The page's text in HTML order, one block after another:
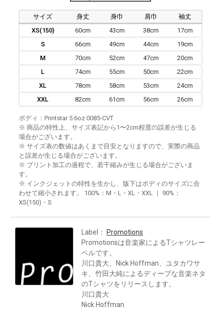
サイズ 身丈 身巾 肩巾
袖丈
XS(150)
60cm 43cm 38cm
17cm
S
66cm 49cm 44cm
19cm
M
70cm 52cm 47cm
20cm
L
74cm 55cm 50cm
22cm
XL
78cm 58cm 53cm
24cm
XXL
82cm 61cm 56cm 26cm
ボディ：Printstar 5.6oz 0085-CVT
※ 商品の特性上、サイズ表記から1〜2cm程度の誤差が生じる
場合がございます。
※ サイズ表の数値はあくまで目安となりますので、実際の商品
と誤差が生じる場合がございます。
※ プリント加工の過程で、若干縮みが生じる場合がございま
す。
※ インクジェットの特性を生かし、版下はボディのサイズに合
わせて縮小されます。 100%：M・L・XL・XXL ｜ 90%：
XS(150)・S
Label：
Promotions
Promotionsは音楽家によるTシャツレー
ベルです。
川口貴大、Nick Hoffman、ユタカワサ
キ、竹田大純によるディープな音楽ネタ
のTシャツをリリースします。
川口貴大
Nick Hoffman